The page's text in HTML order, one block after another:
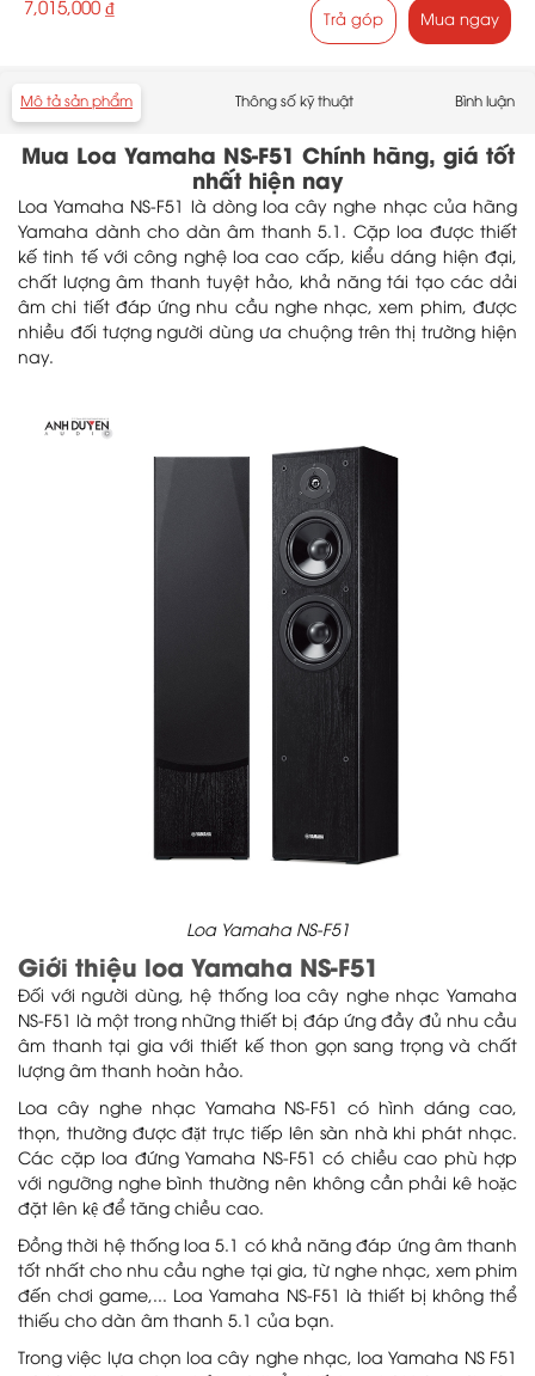
7,015,000 ₫
Trả góp Mua ngay
Mô tả sản phẩm Thông số kỹ thuật Bình luận
Mua Loa Yamaha NS-F51 Chính hãng, giá tốt
nhất hiện nay
Loa Yamaha NS-F51 là dòng loa cây nghe nhạc của hãng
Yamaha dành cho dàn âm thanh 5.1. Cặp loa được thiết
kế tinh tế với công nghệ loa cao cấp, kiểu dáng hiện đại,
chất lượng âm thanh tuyệt hảo, khả năng tái tạo các dải
âm chi tiết đáp ứng nhu cầu nghe nhạc, xem phim, được
nhiều đối tượng người dùng ưa chuộng trên thị trường hiện
nay.
Loa Yamaha NS-F51
Giới thiệu loa Yamaha NS-F51
Đối với người dùng, hệ thống loa cây nghe nhạc Yamaha
NS-F51 là một trong những thiết bị đáp ứng đầy đủ nhu cầu
âm thanh tại gia với thiết kế thon gọn sang trọng và chất
lượng âm thanh hoàn hảo.
Loa cây nghe nhạc Yamaha NS-F51 có hình dáng cao,
thọn, thường được đặt trực tiếp lên sàn nhà khi phát nhạc.
Các cặp loa đứng Yamaha NS-F51 có chiều cao phù hợp
với ngưỡng nghe bình thường nên không cần phải kê hoặc
đặt lên kệ để tăng chiều cao.
Đồng thời hệ thống loa 5.1 có khả năng đáp ứng âm thanh
tốt nhất cho nhu cầu nghe tại gia, từ nghe nhạc, xem phim
đến chơi game,... Loa Yamaha NS-F51 là thiết bị không thể
thiếu cho dàn âm thanh 5.1 của bạn.
Trong việc lựa chọn loa cây nghe nhạc, loa Yamaha NS F51